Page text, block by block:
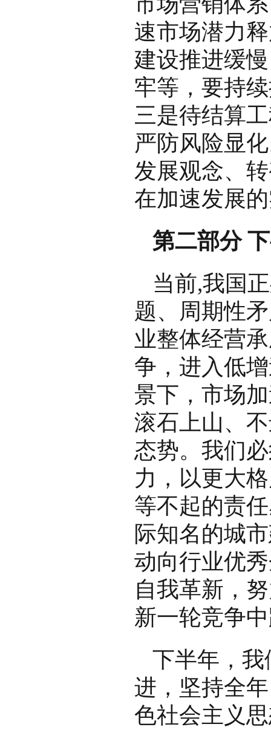
速市场潜力
建设推进缓
牢等，要持
三是待结算
严防风险显
发展观念、
在加速发展
第二部分
当前,我国
题、周期性
业整体经营
争，进入低
景下，市场
滚石上山、
态势。我们
力，以更大
等不起的责
际知名的城
动向行业优
自我革新，
新一轮竞争
下半年，
进，坚持全
色社会主义